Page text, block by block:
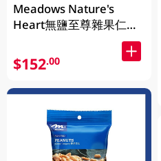
Meadows Nature's
Heart無鹽至尊雜果仁
$152.00